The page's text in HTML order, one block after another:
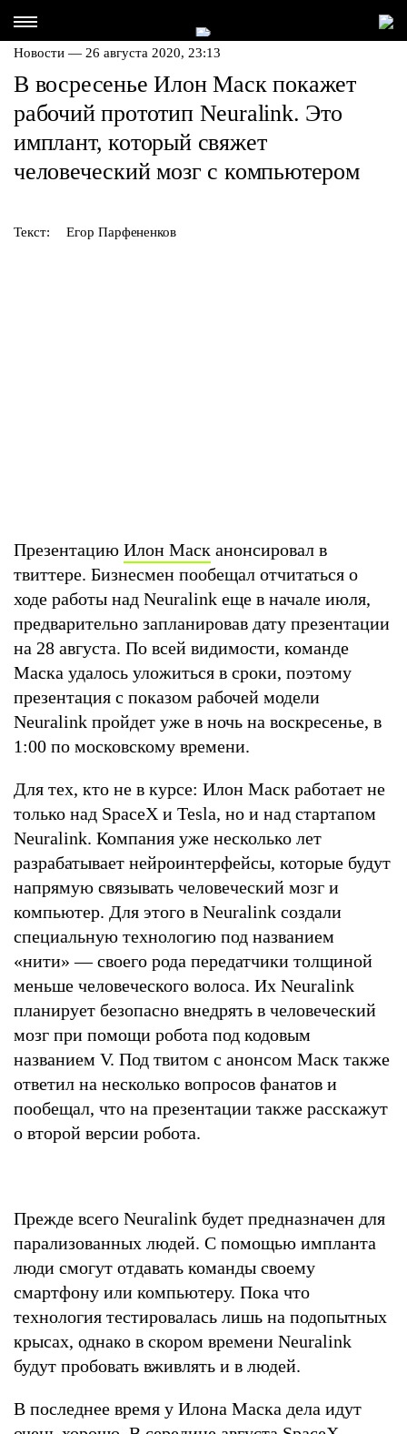
Новости — 26 августа 2020, 23:13
В восресенье Илон Маск покажет
рабочий прототип Neuralink. Это
имплант, который свяжет
человеческий мозг с компьютером
Текст: Егор Парфененков
Презентацию Илон Маск анонсировал в
твиттере. Бизнесмен пообещал отчитаться о
ходе работы над Neuralink еще в начале июля,
предварительно запланировав дату презентации
на 28 августа. По всей видимости, команде
Маска удалось уложиться в сроки, поэтому
презентация с показом рабочей модели
Neuralink пройдет уже в ночь на воскресенье, в
1:00 по московскому времени.
Для тех, кто не в курсе: Илон Маск работает не
только над SpaceX и Tesla, но и над стартапом
Neuralink. Компания уже несколько лет
разрабатывает нейроинтерфейсы, которые будут
напрямую связывать человеческий мозг и
компьютер. Для этого в Neuralink создали
специальную технологию под названием
«нити» — своего рода передатчики толщиной
меньше человеческого волоса. Их Neuralink
планирует безопасно внедрять в человеческий
мозг при помощи робота под кодовым
названием V. Под твитом с анонсом Маск также
ответил на несколько вопросов фанатов и
пообещал, что на презентации также расскажут
о второй версии робота.
Прежде всего Neuralink будет предназначен для
парализованных людей. С помощью импланта
люди смогут отдавать команды своему
смартфону или компьютеру. Пока что
технология тестировалась лишь на подопытных
крысах, однако в скором времени Neuralink
будут пробовать вживлять и в людей.
В последнее время у Илона Маска дела идут